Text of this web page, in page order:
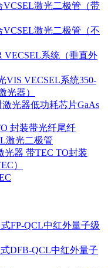
VCSEL激光二极管（带
VCSEL激光二极管（不
VECSEL系统（垂直外
VIS VECSEL系统350-
光器）
光器低功耗芯片GaAs
封装带光纤尾纤
激光二极管
光器 带TEC TO封装
）
FP-QCL中红外量子级
DFB-QCL中红外量子